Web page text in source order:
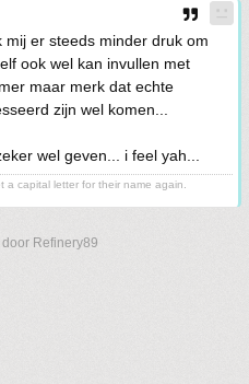
er steeds minder druk om
ook wel kan invullen met
maar merk dat echte
zijn wel komen...
wel geven... i feel yah...
a capital letter for their name again.
Refinery89